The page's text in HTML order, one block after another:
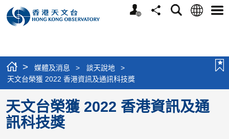
個
分
搜
語
選
> 媒體及消息 > 談天說地
>
天文台榮獲 2022 香港資訊及通訊科技獎
天文台榮獲 2022 香港資訊及通
訊科技獎